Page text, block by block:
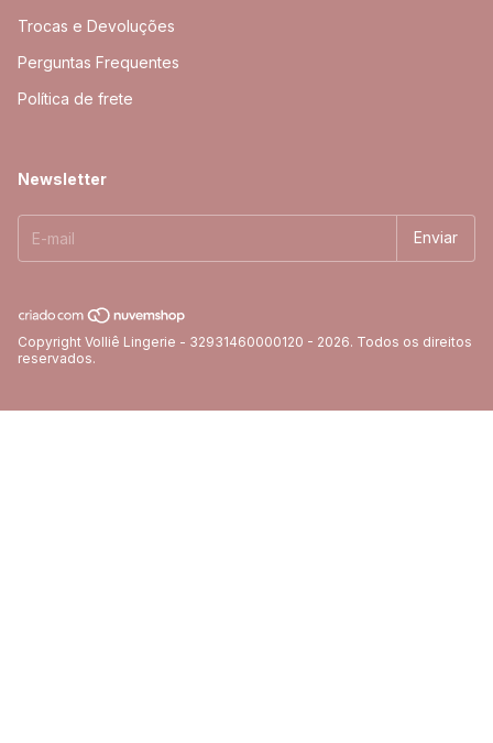
Trocas e Devoluções
Perguntas Frequentes
Política de frete
Newsletter
Copyright Volliê Lingerie - 32931460000120 - 2026. Todos os direitos
reservados.